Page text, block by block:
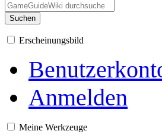
Suchen
Erscheinungsbild
Anmelden
Meine Werkzeuge